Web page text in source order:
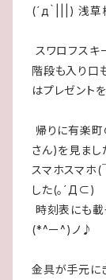
(´д｀|||) 浅草
スワロフスキ
階段も入り口
はプレゼント
帰りに有楽町
さん)を見まし
スマホスマホ(
した(。´Д⊂)
時刻表にも載
(*^ー^)ノ♪
金具が手元に